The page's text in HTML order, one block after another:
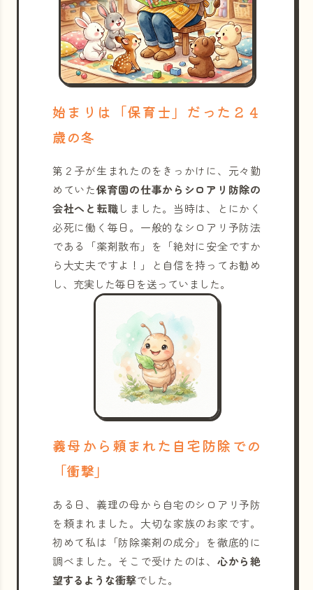
始まりは「保育士」だった２４
歳の冬
第２子が生まれたのをきっかけに、元々勤
めていた保育園の仕事からシロアリ防除の
会社へと転職しました。当時は、とにかく
必死に働く毎日。一般的なシロアリ予防法
である「薬剤散布」を「絶対に安全ですか
ら大丈夫ですよ！」と自信を持ってお勧め
し、充実した毎日を送っていました。
義母から頼まれた自宅防除での
「衝撃」
ある日、義理の母から自宅のシロアリ予防
を頼まれました。大切な家族のお家です。
初めて私は「防除薬剤の成分」を徹底的に
調べました。そこで受けたのは、 心から絶
望するような衝撃でした。